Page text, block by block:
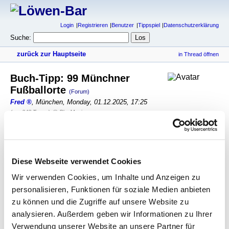
Diese Webseite verwendet Cookies
Wir verwenden Cookies, um Inhalte und Anzeigen zu
personalisieren, Funktionen für soziale Medien anbieten
zu können und die Zugriffe auf unsere Website zu
analysieren. Außerdem geben wir Informationen zu Ihrer
Verwendung unserer Website an unsere Partner für
Login Registrieren Benutzer Tippspiel Datenschutzerklärung
Suche:
zurück zur Hauptseite in Thread öffnen
Buch-Tipp: 99 Münchner
Fußballorte (Forum)
Fred , München, Monday, 01.12.2025, 17:25
(vor 248 Tagen) @ BlueMagic
Sechzig München gibt's nur in Giasing!
antworten
gesamter Thread: RSS-Feed dieser Diskussion
Buch-Tipp: 99 Münchner Fußballorte